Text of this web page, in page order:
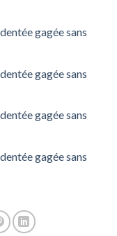
gagée sans
gagée sans
gagée sans
gagée sans